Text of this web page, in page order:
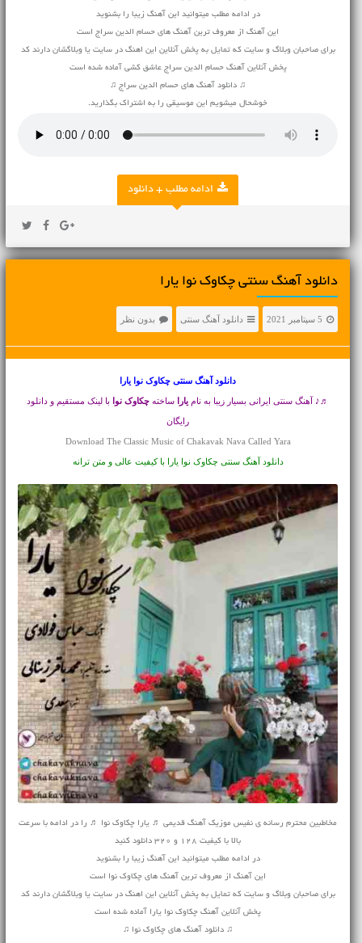
در ادامه مطلب میتوانید این آهنگ زیبا را بشنوید
این آهنگ از معروف ترین آهنگ های حسام الدین سراج است
برای صاحبان وبلاگ و سایت که تمایل به پخش آنلاین این اهنگ در سایت یا وبلاگشان دارند کد
پخش آنلاین آهنگ حسام الدین سراج عاشق کشی آماده شده است
♫ دانلود آهنگ های حسام الدین سراج ♫
خوشحال میشویم این موسیقی را به اشتراک بگذارید.
ادامه مطلب + دانلود
دانلود آهنگ سنتی چکاوک نوا یارا
5 سپتامبر 2021 دانلود آهنگ سنتی بدون نظر
دانلود آهنگ سنتیچکاوک نوا یارا
♬♪ آهنگ سنتی ایرانی بسیار زیبا به نام یارا ساخته چکاوک نوا با لینک مستقیم و دانلود
رایگان
Download The Classic Music of Chakavak Nava Called Yara
دانلود آهنگ سنتی چکاوک نوا یارا با کیفیت عالی و متن ترانه
مخاطبین محترم رسانه ی نفیس موزیک آهنگ قدیمی♬ یارا چکاوک نوا ♬ را در ادامه با سرعت
بالا با کیفیت 128 و 320 دانلود کنید
در ادامه مطلب میتوانید این آهنگ زیبا را بشنوید
این آهنگ از معروف ترین آهنگ های چکاوک نوا است
برای صاحبان وبلاگ و سایت که تمایل به پخش آنلاین این اهنگ در سایت یا وبلاگشان دارند کد
پخش آنلاین آهنگ چکاوک نوا یارا آماده شده است
♫ دانلود آهنگ های چکاوک نوا ♫